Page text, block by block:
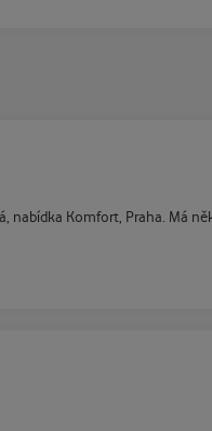
nabídka Komfort, Praha. Má